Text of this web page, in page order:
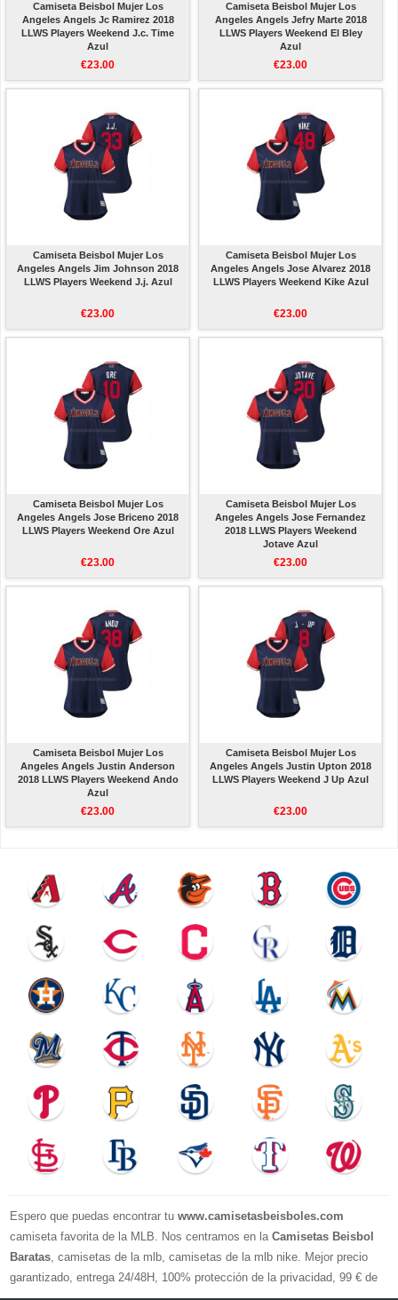
Camiseta Beisbol Mujer Los
Angeles Angels Jc Ramirez 2018
LLWS Players Weekend J.c. Time
Azul
€23.00
Camiseta Beisbol Mujer Los
Angeles Angels Jefry Marte 2018
LLWS Players Weekend El Bley
Azul
€23.00
Camiseta Beisbol Mujer Los
Angeles Angels Jim Johnson 2018
LLWS Players Weekend J.j. Azul
€23.00
Camiseta Beisbol Mujer Los
Angeles Angels Jose Alvarez 2018
LLWS Players Weekend Kike Azul
€23.00
Camiseta Beisbol Mujer Los
Angeles Angels Jose Briceno 2018
LLWS Players Weekend Ore Azul
€23.00
Camiseta Beisbol Mujer Los
Angeles Angels Jose Fernandez
2018 LLWS Players Weekend
Jotave Azul
€23.00
Camiseta Beisbol Mujer Los
Angeles Angels Justin Anderson
2018 LLWS Players Weekend Ando
Azul
€23.00
Camiseta Beisbol Mujer Los
Angeles Angels Justin Upton 2018
LLWS Players Weekend J Up Azul
€23.00
Espero que puedas encontrar tu www.camisetasbeisboles.com
camiseta favorita de la MLB. Nos centramos en la Camisetas Beisbol
Baratas, camisetas de la mlb, camisetas de la mlb nike. Mejor precio
garantizado, entrega 24/48H, 100% protección de la privacidad, 99 € de